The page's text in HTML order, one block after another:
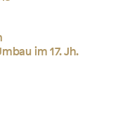
im 17. Jh.